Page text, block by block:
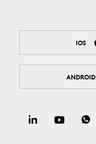
IOS
ANDROID